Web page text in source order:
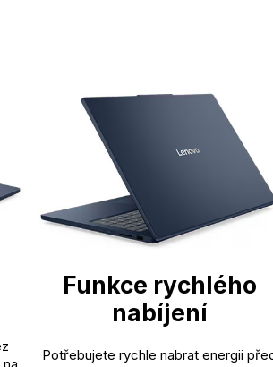
Funkce rychlého
nabíjení
Potřebujete rychle nabrat energii